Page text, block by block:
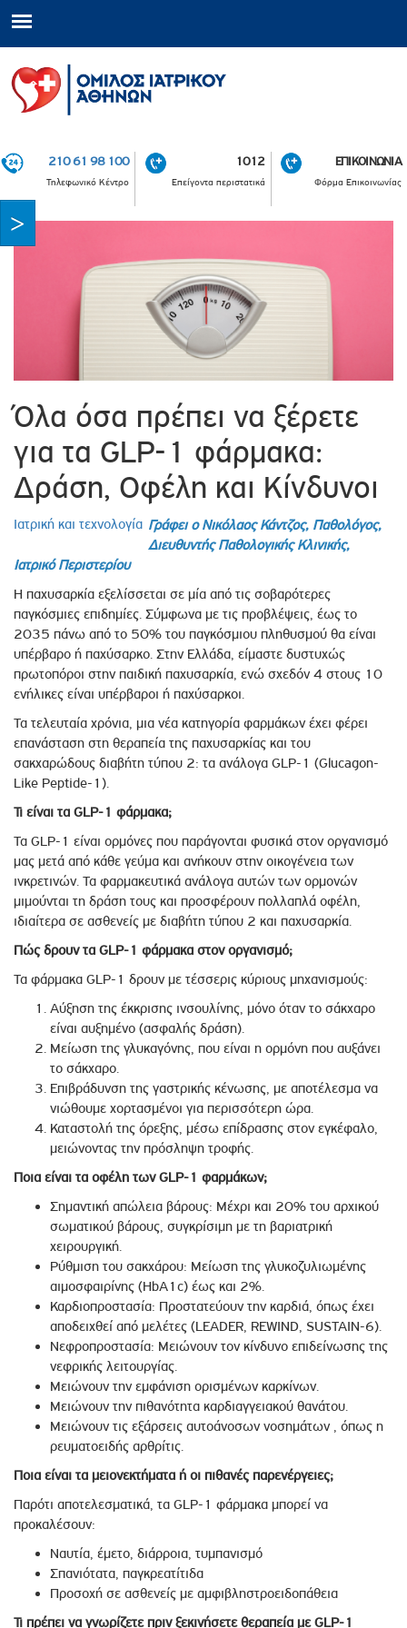
210 61 98 100
Τηλεφωνικό Κέντρο
1012
Επείγοντα περιστατικά
ΕΠΙΚΟΙΝΩΝΙΑ
Φόρμα Επικοινωνίας
Όλα όσα πρέπει να ξέρετε
για τα GLP-1 φάρμακα:
Δράση, Οφέλη και Κίνδυνοι
Ιατρική και τεχνολογία Γράφει ο Νικόλαος Κάντζος, Παθολόγος,
Διευθυντής Παθολογικής Κλινικής,
Ιατρικό Περιστερίου
Η παχυσαρκία εξελίσσεται σε μία από τις σοβαρότερες
παγκόσμιες επιδημίες. Σύμφωνα με τις προβλέψεις, έως το
2035 πάνω από το 50% του παγκόσμιου πληθυσμού θα είναι
υπέρβαρο ή παχύσαρκο. Στην Ελλάδα, είμαστε δυστυχώς
πρωτοπόροι στην παιδική παχυσαρκία, ενώ σχεδόν 4 στους 10
ενήλικες είναι υπέρβαροι ή παχύσαρκοι.
Τα τελευταία χρόνια, μια νέα κατηγορία φαρμάκων έχει φέρει
επανάσταση στη θεραπεία της παχυσαρκίας και του
σακχαρώδους διαβήτη τύπου 2: τα ανάλογα GLP-1 (Glucagon-
Like Peptide-1).
Τι είναι τα GLP-1 φάρμακα;
Τα GLP-1 είναι ορμόνες που παράγονται φυσικά στον οργανισμό
μας μετά από κάθε γεύμα και ανήκουν στην οικογένεια των
ινκρετινών. Τα φαρμακευτικά ανάλογα αυτών των ορμονών
μιμούνται τη δράση τους και προσφέρουν πολλαπλά οφέλη,
ιδιαίτερα σε ασθενείς με διαβήτη τύπου 2 και παχυσαρκία.
Πώς δρουν τα GLP-1 φάρμακα στον οργανισμό;
Τα φάρμακα GLP-1 δρουν με τέσσερις κύριους μηχανισμούς:
Αύξηση της έκκρισης ινσουλίνης, μόνο όταν το σάκχαρο
είναι αυξημένο (ασφαλής δράση).
Μείωση της γλυκαγόνης, που είναι η ορμόνη που αυξάνει
το σάκχαρο.
Επιβράδυνση της γαστρικής κένωσης, με αποτέλεσμα να
νιώθουμε χορτασμένοι για περισσότερη ώρα.
Καταστολή της όρεξης, μέσω επίδρασης στον εγκέφαλο,
μειώνοντας την πρόσληψη τροφής.
Ποια είναι τα οφέλη των GLP-1 φαρμάκων;
Σημαντική απώλεια βάρους: Μέχρι και 20% του αρχικού
σωματικού βάρους, συγκρίσιμη με τη βαριατρική
χειρουργική.
Ρύθμιση του σακχάρου: Μείωση της γλυκοζυλιωμένης
αιμοσφαιρίνης (HbA1c) έως και 2%.
Καρδιοπροστασία: Προστατεύουν την καρδιά, όπως έχει
αποδειχθεί από μελέτες (LEADER, REWIND, SUSTAIN-6).
Νεφροπροστασία: Μειώνουν τον κίνδυνο επιδείνωσης της
νεφρικής λειτουργίας.
Μειώνουν την εμφάνιση ορισμένων καρκίνων.
Μειώνουν την πιθανότητα καρδιαγγειακού θανάτου.
Μειώνουν τις εξάρσεις αυτοάνοσων νοσημάτων , όπως η
ρευματοειδής αρθρίτις.
Ποια είναι τα μειονεκτήματα ή οι πιθανές παρενέργειες;
Παρότι αποτελεσματικά, τα GLP-1 φάρμακα μπορεί να
προκαλέσουν:
Ναυτία, έμετο, διάρροια, τυμπανισμό
Σπανιότατα, παγκρεατίτιδα
Προσοχή σε ασθενείς με αμφιβληστροειδοπάθεια
Τι πρέπει να γνωρίζετε πριν ξεκινήσετε θεραπεία με GLP-1